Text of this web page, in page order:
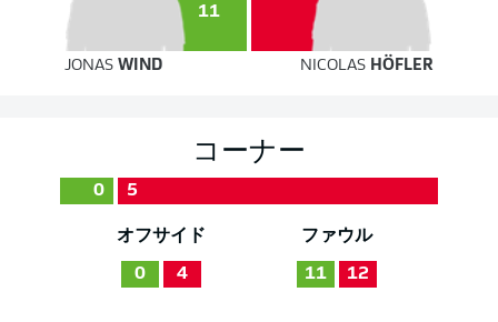
11
JONAS WIND NICOLAS HÖFLER
コーナー
0 5
オフサイド
0 4
ファウル
11 12